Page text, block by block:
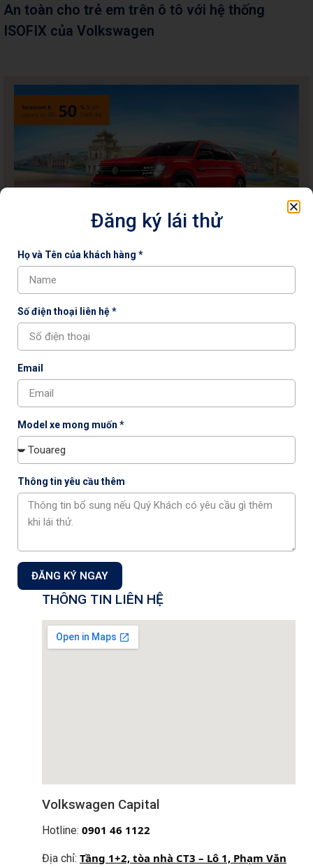
An toàn cho trẻ em trên ô tô với hệ thống
ISOFIX của Volkswagen
HÀNH TRÌNH VỮNG BƯỚC – ƯU ĐÃI SONG
HÀNH CÙNG VOLKSWAGEN CAPITAL TRONG
THÁNG 7/2025
Tháng 7/2025, Volkswagen Capital tung ưu đãi hấp dẫn
cho nhiều mẫu xe nổi bật như Teramont, Touareg, Tiguan,
Viloran… với giá tốt, quà tặng giá trị và hỗ trợ lệ phí trước
bạ. Số lượng xe có hạn, sẵn sàng giao ngay!
Đăng ký lái thử
Họ và Tên của khách hàng *
Số điện thoại liên hệ *
Email
Model xe mong muốn *
Thông tin yêu cầu thêm
ĐĂNG KÝ NGAY
THÔNG TIN LIÊN HỆ
Volkswagen Capital
Hotline: 0901 46 1122
Địa chỉ: Tầng 1+2, tòa nhà CT3 – Lô 1, Phạm Văn